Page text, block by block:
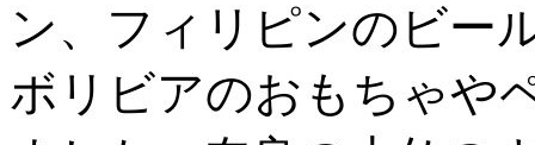
ン、フィリピンのビー
ボリビアのおもちゃや